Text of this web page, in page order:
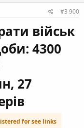
#3 900
військ
4300
27
for see links